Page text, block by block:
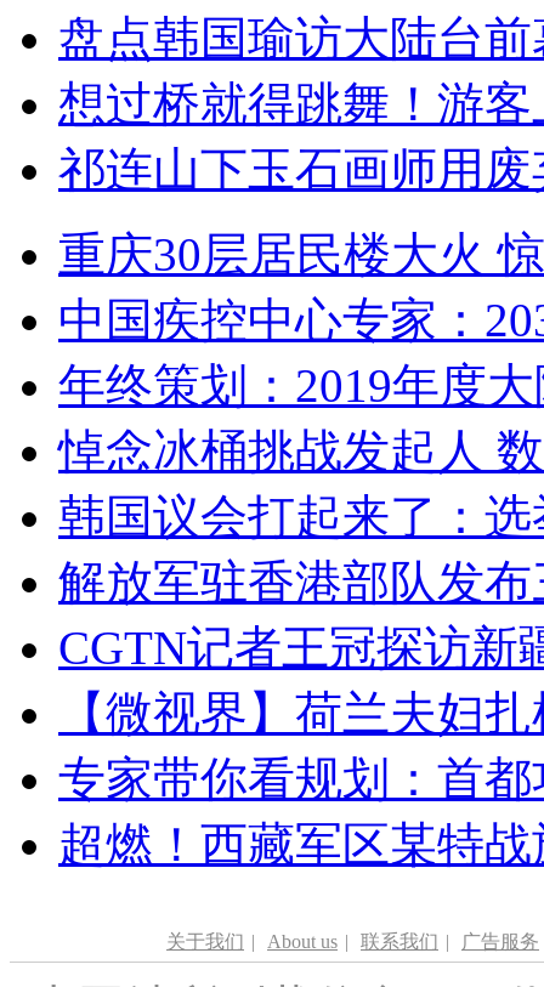
盘点韩国瑜访大陆台
想过桥就得跳舞！游客
祁连山下玉石画师用
重庆30层居民楼大火
中国疾控中心专家：
年终策划：2019年度
悼念冰桶挑战发起人
韩国议会打起来了：
解放军驻香港部队发
CGTN记者王冠探访新
【微视界】荷兰夫妇
专家带你看规划：首
超燃！西藏军区某特
关于我们 | About us | 联系我们 | 广告服务